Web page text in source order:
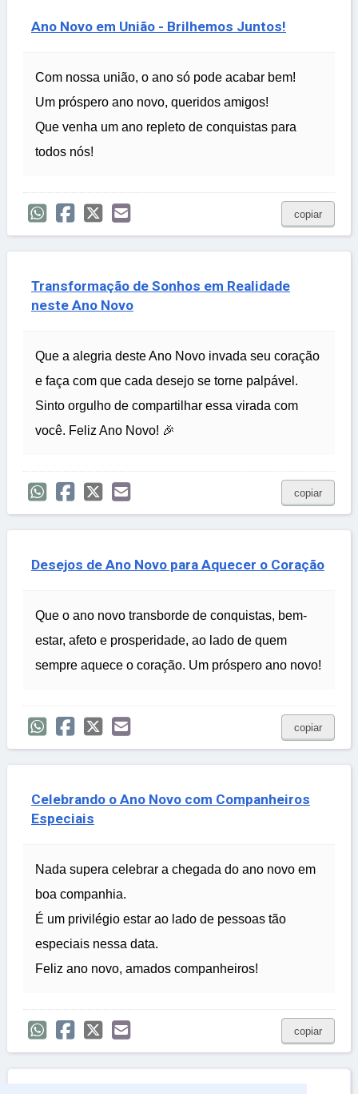
Ano Novo em União - Brilhemos Juntos!
Com nossa união, o ano só pode acabar bem!
Um próspero ano novo, queridos amigos!
Que venha um ano repleto de conquistas para
todos nós!
copiar
Transformação de Sonhos em Realidade
neste Ano Novo
Que a alegria deste Ano Novo invada seu coração
e faça com que cada desejo se torne palpável.
Sinto orgulho de compartilhar essa virada com
você. Feliz Ano Novo! 🎉
copiar
Desejos de Ano Novo para Aquecer o Coração
Que o ano novo transborde de conquistas, bem-
estar, afeto e prosperidade, ao lado de quem
sempre aquece o coração. Um próspero ano novo!
copiar
Celebrando o Ano Novo com Companheiros
Especiais
Nada supera celebrar a chegada do ano novo em
boa companhia.
É um privilégio estar ao lado de pessoas tão
especiais nessa data.
Feliz ano novo, amados companheiros!
copiar